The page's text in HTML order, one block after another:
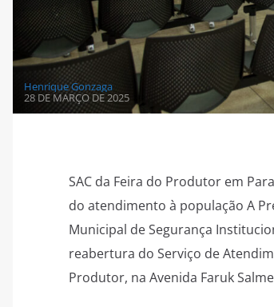
Henrique Gonzaga
28 DE MARÇO DE 2025
SAC da Feira do Produtor em
do atendimento à população A
Municipal de Segurança
reabertura do Serviço de
Produtor, na Avenida Faruk